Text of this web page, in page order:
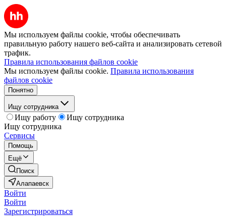
Мы используем файлы cookie, чтобы обеспечивать
правильную работу нашего веб-сайта и анализировать сетевой
трафик.
Правила использования файлов cookie
Мы используем файлы cookie. Правила использования
файлов cookie
Понятно
Ищу сотрудника
Ищу работу
Ищу сотрудника
Ищу сотрудника
Сервисы
Помощь
Ещё
Поиск
Алапаевск
Войти
Войти
Зарегистрироваться